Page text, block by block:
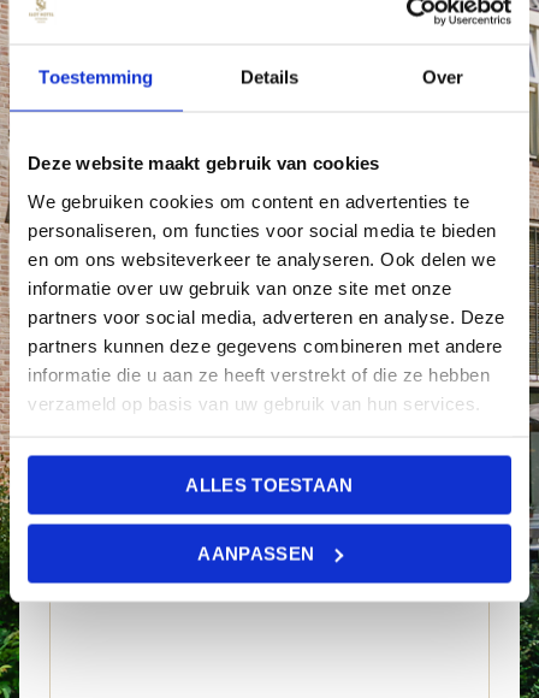
Toestemming Details Over
Deze website maakt gebruik van cookies
We gebruiken cookies om content en advertenties te
personaliseren, om functies voor social media te bieden
en om ons websiteverkeer te analyseren. Ook delen we
informatie over uw gebruik van onze site met onze
partners voor social media, adverteren en analyse. Deze
partners kunnen deze gegevens combineren met andere
informatie die u aan ze heeft verstrekt of die ze hebben
verzameld op basis van uw gebruik van hun services.
ALLES TOESTAAN
AANPASSEN
VOORNAAM
ONDERWERP
E-MAIL(VEREIST)
VRAAG OF OPMERKING